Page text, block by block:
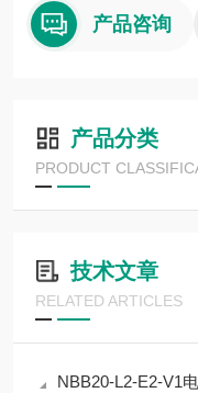
产品咨询
产品分类
PRODUCT
技术文章
RELATED ARTICLES
NBB20-L2-E2-V1